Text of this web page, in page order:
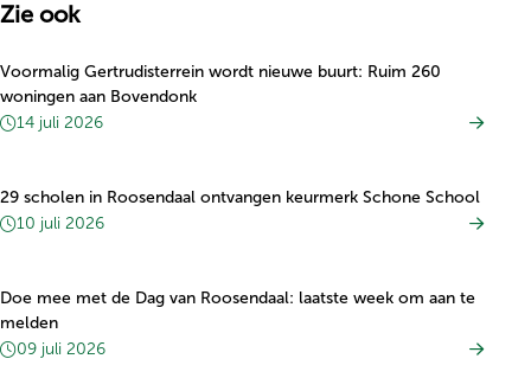
Zie ook
Voormalig Gertrudisterrein wordt nieuwe buurt: Ruim 260
woningen aan Bovendonk
14 juli 2026
29 scholen in Roosendaal ontvangen keurmerk Schone School
10 juli 2026
Doe mee met de Dag van Roosendaal: laatste week om aan te
melden
09 juli 2026